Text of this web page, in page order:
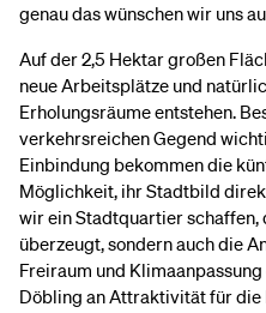
genau das wünschen wir uns
Auf der 2,5 Hektar großen
neue Arbeitsplätze und
Erholungsräume entstehen.
verkehrsreichen Gegend
Einbindung bekommen die
Möglichkeit, ihr Stadtbild
wir ein Stadtquartier schaffen,
überzeugt, sondern auch die
Freiraum und
Döbling an Attraktivität für die